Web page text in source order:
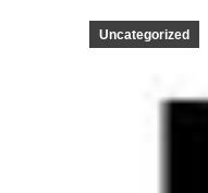
Uncategorized